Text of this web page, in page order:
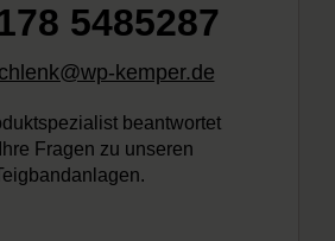
5485287
kemper.de
beantwortet
Fragen zu unseren